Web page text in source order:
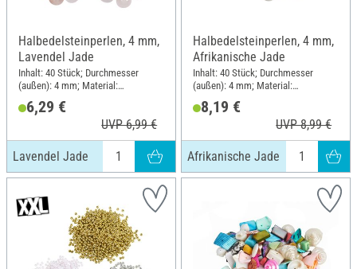
Halbedelsteinperlen, 4 mm,
Lavendel Jade
Inhalt: 40 Stück; Durchmesser
(außen): 4 mm; Material:
6,29 €
UVP 6,99 €
Lavendel Jade
Halbedelsteinperlen, 4 mm,
Afrikanische Jade
Inhalt: 40 Stück; Durchmesser
(außen): 4 mm; Material:
8,19 €
UVP 8,99 €
Afrikanische Jade